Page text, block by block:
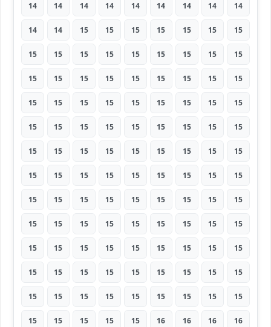
14 14 14 14 14 14 14 14 14
14 14 15 15 15 15 15 15 15
15 15 15 15 15 15 15 15 15
15 15 15 15 15 15 15 15 15
15 15 15 15 15 15 15 15 15
15 15 15 15 15 15 15 15 15
15 15 15 15 15 15 15 15 15
15 15 15 15 15 15 15 15 15
15 15 15 15 15 15 15 15 15
15 15 15 15 15 15 15 15 15
15 15 15 15 15 15 15 15 15
15 15 15 15 15 15 15 15 15
15 15 15 15 15 15 15 15 15
15 15 15 15 15 16 16 16 16